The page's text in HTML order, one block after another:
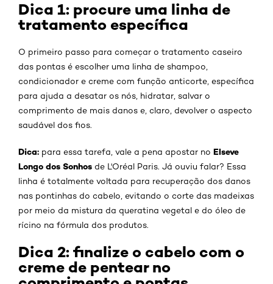
Dica 1: procure uma linha de
tratamento específica
O primeiro passo para começar o tratamento caseiro
das pontas é escolher uma linha de shampoo,
condicionador e creme com função anticorte, específica
para ajuda a desatar os nós, hidratar, salvar o
comprimento de mais danos e, claro, devolver o aspecto
saudável dos fios.
Dica: para essa tarefa, vale a pena apostar no Elseve
Longo dos Sonhos de L'Oréal Paris. Já ouviu falar? Essa
linha é totalmente voltada para recuperação dos danos
nas pontinhas do cabelo, evitando o corte das madeixas
por meio da mistura da queratina vegetal e do óleo de
rícino na fórmula dos produtos.
Dica 2: finalize o cabelo com o
creme de pentear no